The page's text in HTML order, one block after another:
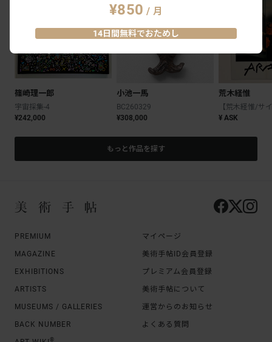
篠崎理一郎
宇宙採集-4
¥242,000
小池一馬
BC260329
¥308,000
荒木経惟
¥ ASK
もっと作品を探す
PREMIUM
MAGAZINE
EXHIBITIONS
ARTISTS
MUSEUMS / GALLERIES
BACK NUMBER
®
マイページ
美術手帖ID会員登録
プレミアム会員登録
美術手帖について
運営からのお知らせ
よくある質問
¥850 / 月
14日間無料でおためし